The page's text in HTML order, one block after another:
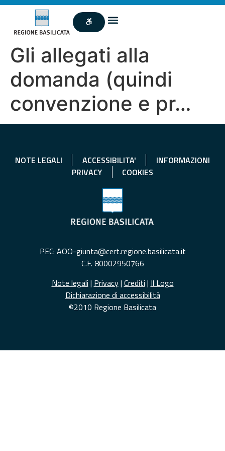
Gli allegati alla
domanda (quindi
convenzione e pr…
NOTE LEGALI ACCESSIBILITA'
INFORMAZIONI
PRIVACY
COOKIES
PEC: AOO-giunta@cert.regione.basilicata.it
C.F. 80002950766
Note legali | Privacy| Crediti | Il Logo
Dichiarazione di accessibilità
©2010 Regione Basilicata